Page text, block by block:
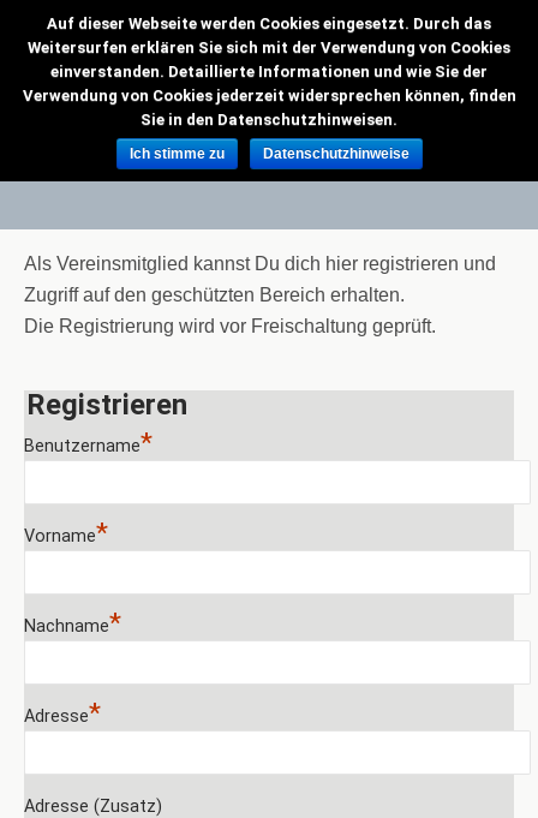
VMC Grenzflieger
Registrierung
Als Vereinsmitglied kannst Du dich hier registrieren und
Zugriff auf den geschützten Bereich erhalten.
Die Registrierung wird vor Freischaltung geprüft.
Registrieren
Benutzername*
Vorname*
Nachname*
Adresse*
Adresse (Zusatz)
Auf dieser Webseite werden Cookies eingesetzt. Durch das
Weitersurfen erklären Sie sich mit der Verwendung von Cookies
einverstanden. Detaillierte Informationen und wie Sie der
Verwendung von Cookies jederzeit widersprechen können, finden
Sie in den Datenschutzhinweisen.
Ich stimme zu Datenschutzhinweise